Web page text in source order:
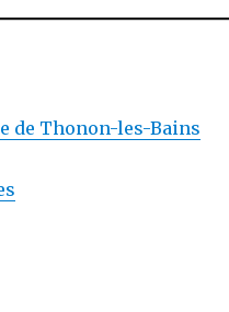
de Thonon-les-Bains